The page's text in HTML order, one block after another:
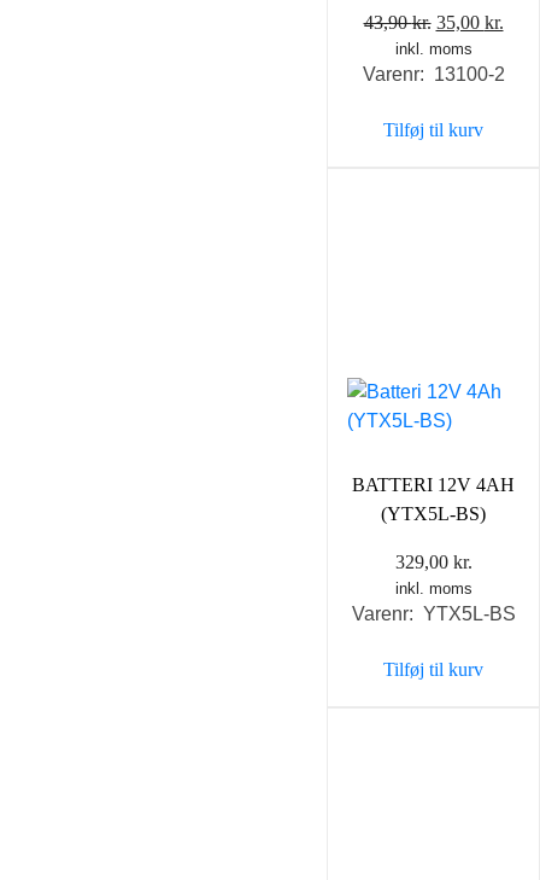
43,90kr. Den
oprindelige
pris
43,90 kr..
35,00 kr.
pris
inkl. moms
Varenr: 13100-2
Tilføj til kurv
BATTERI 12V 4AH
(YTX5L-BS)
329,00 kr.
inkl. moms
Varenr: YTX5L-BS
Tilføj til kurv